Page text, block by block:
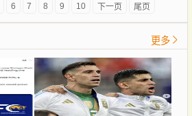
6 7 8 9 10 下一页 尾页
更多